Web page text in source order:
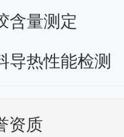
含量测定
导热性能检测
资质